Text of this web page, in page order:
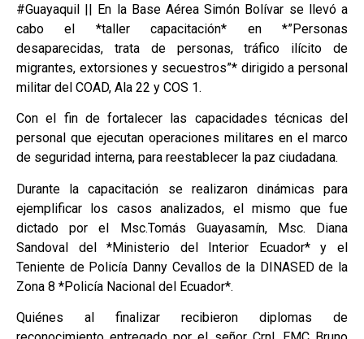
#Guayaquil || En la Base Aérea Simón Bolívar se llevó a
cabo el *taller capacitación* en *”Personas
desaparecidas, trata de personas, tráfico ilícito de
migrantes, extorsiones y secuestros”* dirigido a personal
militar del COAD, Ala 22 y COS 1.
Con el fin de fortalecer las capacidades técnicas del
personal que ejecutan operaciones militares en el marco
de seguridad interna, para reestablecer la paz ciudadana.
Durante la capacitación se realizaron dinámicas para
ejemplificar los casos analizados, el mismo que fue
dictado por el Msc.Tomás Guayasamín, Msc. Diana
Sandoval del *Ministerio del Interior Ecuador* y el
Teniente de Policía Danny Cevallos de la DINASED de la
Zona 8 *Policía Nacional del Ecuador*.
Quiénes al finalizar recibieron diplomas de